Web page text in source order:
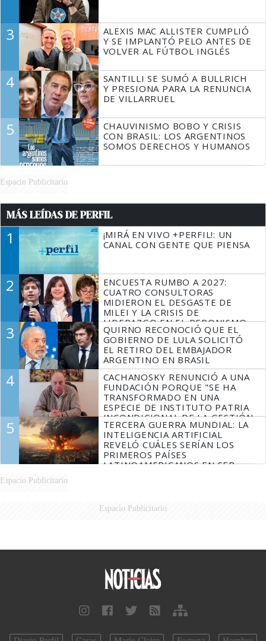
3
ALEXIS MAC ALLISTER CUMPLIÓ
Y SE IMPLANTÓ PELO ANTES DE
VOLVER AL FÚTBOL INGLÉS
4
SANTILLI SE SUMÓ A BULLRICH
Y PRESIONA PARA LA RENUNCIA
DE VILLARRUEL
5
CHAUVINISMO BOBO Y CRISIS
CON BRASIL: LOS ARGENTINOS
SOMOS DERECHOS Y HUMANOS
Espacio Publicitario
MÁS LEÍDAS DE PERFIL
1
¡MIRÁ EN VIVO +PERFIL!: UN
CANAL CON GENTE QUE PIENSA
2
ENCUESTA RUMBO A 2027:
CUATRO CONSULTORAS
MIDIERON EL DESGASTE DE
MILEI Y LA CRISIS DE
LIDERAZGO EN EL PERONISMO
3
QUIRNO RECONOCIÓ QUE EL
GOBIERNO DE LULA SOLICITÓ
EL RETIRO DEL EMBAJADOR
ARGENTINO EN BRASIL
4
CACHANOSKY RENUNCIÓ A UNA
FUNDACIÓN PORQUE "SE HA
TRANSFORMADO EN UNA
ESPECIE DE INSTITUTO PATRIA
INCONDICIONAL DE LA GESTIÓN
DE MILEI"
5
TERCERA GUERRA MUNDIAL: LA
INTELIGENCIA ARTIFICIAL
REVELÓ CUÁLES SERÍAN LOS
PRIMEROS PAÍSES
LATINOAMERICANOS EN SER
Espacio Publicitario
Espacio Publicitario